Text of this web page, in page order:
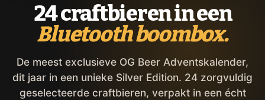
24 craftbieren in een
Bluetooth boombox.
De meest exclusieve OG Beer Adventskalender,
dit jaar in een unieke Silver Edition. 24 zorgvuldig
geselecteerde craftbieren, verpakt in een écht